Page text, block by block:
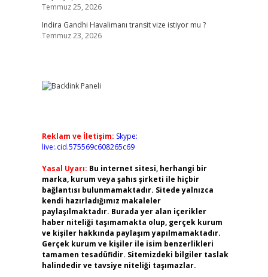
Temmuz 25, 2026
Indira Gandhi Havalimanı transit vize istiyor mu ?
Temmuz 23, 2026
Reklam ve İletişim: Skype:
live:.cid.575569c608265c69
Yasal Uyarı: Bu internet sitesi, herhangi bir
marka, kurum veya şahıs şirketi ile hiçbir
bağlantısı bulunmamaktadır. Sitede yalnızca
kendi hazırladığımız makaleler
paylaşılmaktadır. Burada yer alan içerikler
haber niteliği taşımamakta olup, gerçek kurum
ve kişiler hakkında paylaşım yapılmamaktadır.
Gerçek kurum ve kişiler ile isim benzerlikleri
tamamen tesadüfidir. Sitemizdeki bilgiler taslak
halindedir ve tavsiye niteliği taşımazlar.